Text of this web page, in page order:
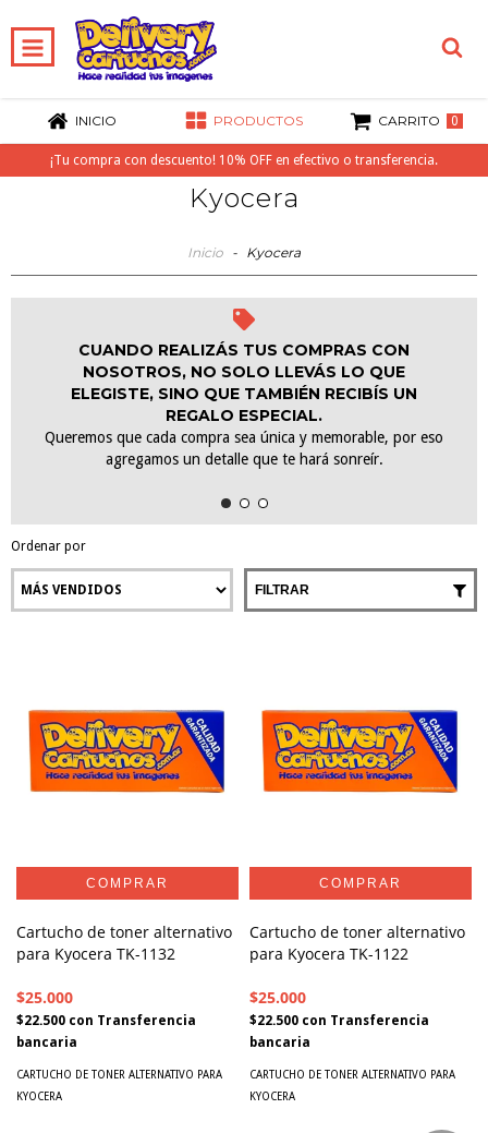
INICIO PRODUCTOS CARRITO 0
¡Tu compra con descuento! 10% OFF en efectivo o transferencia.
Kyocera
Inicio - Kyocera
CUANDO REALIZÁS TUS COMPRAS CON
NOSOTROS, NO SOLO LLEVÁS LO QUE
ELEGISTE, SINO QUE TAMBIÉN RECIBÍS UN
REGALO ESPECIAL.
Queremos que cada compra sea única y memorable, por eso
agregamos un detalle que te hará sonreír.
Ordenar por
FILTRAR
Cartucho de toner alternativo
para Kyocera TK-1132
$25.000
$22.500 con Transferencia
bancaria
CARTUCHO DE TONER ALTERNATIVO PARA
KYOCERA
Cartucho de toner alternativo
para Kyocera TK-1122
$25.000
$22.500 con Transferencia
bancaria
CARTUCHO DE TONER ALTERNATIVO PARA
KYOCERA